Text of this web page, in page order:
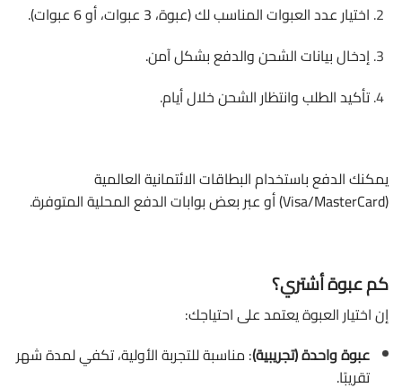
اختيار عدد العبوات المناسب لك (عبوة، 3 عبوات، أو 6 عبوات).
إدخال بيانات الشحن والدفع بشكل آمن.
تأكيد الطلب وانتظار الشحن خلال أيام.
يمكنك الدفع باستخدام البطاقات الائتمانية العالمية
(Visa/MasterCard) أو عبر بعض بوابات الدفع المحلية المتوفرة.
كم عبوة أشتري؟
إن اختيار العبوة يعتمد على احتياجك:
عبوة واحدة (تجريبية): مناسبة للتجربة الأولية، تكفي لمدة شهر
تقريبًا.